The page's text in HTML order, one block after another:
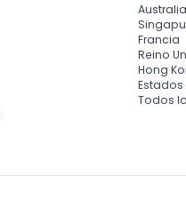
Australia
Francia
Reino
Hong
Estados
Todos